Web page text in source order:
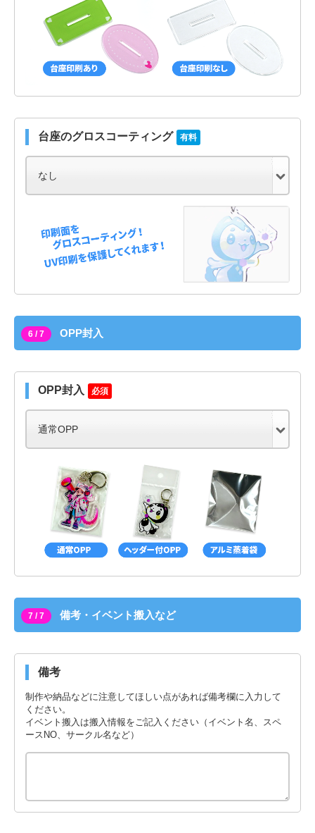
台座のグロスコーティング 有料
6 / 7 OPP封入
OPP封入 必須
7 / 7 備考・イベント搬入など
備考
制作や納品などに注意してほしい点があれば備考欄に入力して
ください。
イベント搬入は搬入情報をご記入ください（イベント名、スペ
ースNO、サークル名など）